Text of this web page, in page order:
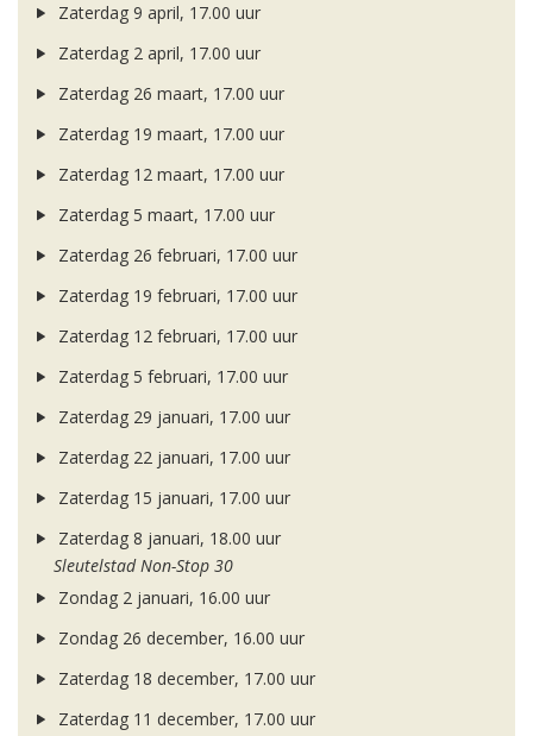
Zaterdag 9 april, 17.00 uur
Zaterdag 2 april, 17.00 uur
Zaterdag 26 maart, 17.00 uur
Zaterdag 19 maart, 17.00 uur
Zaterdag 12 maart, 17.00 uur
Zaterdag 5 maart, 17.00 uur
Zaterdag 26 februari, 17.00 uur
Zaterdag 19 februari, 17.00 uur
Zaterdag 12 februari, 17.00 uur
Zaterdag 5 februari, 17.00 uur
Zaterdag 29 januari, 17.00 uur
Zaterdag 22 januari, 17.00 uur
Zaterdag 15 januari, 17.00 uur
Zaterdag 8 januari, 18.00 uur
Sleutelstad Non-Stop 30
Zondag 2 januari, 16.00 uur
Zondag 26 december, 16.00 uur
Zaterdag 18 december, 17.00 uur
Zaterdag 11 december, 17.00 uur